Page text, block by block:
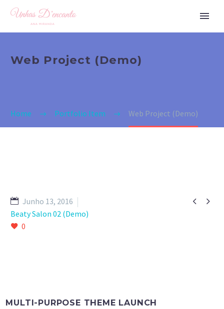
Web Project (Demo)
Home Portfolio Item Web Project (Demo)
 
Junho 13, 2016
Beaty Salon 02 (Demo)
0
MULTI-PURPOSE THEME LAUNCH